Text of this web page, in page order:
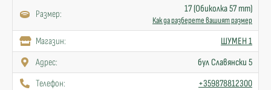
Размер: 17 (Обиколка 57 mm)
Как да разберете вашият размер
Mагазин:
ШУМЕН 1
Адрес:
бул Славянски 5
Телефон:
+359878812300